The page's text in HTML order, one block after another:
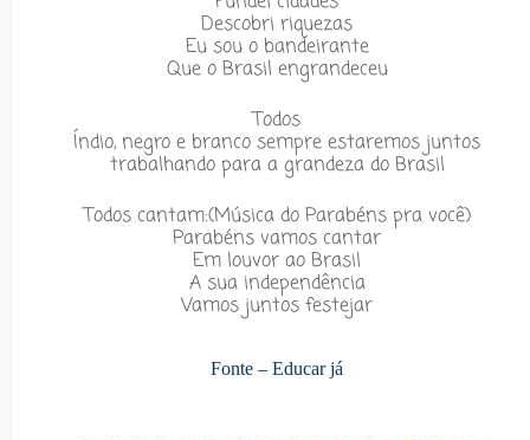
Descobri riquezas
Eu sou o bandeirante
Que o Brasil engrandeceu
Todos
Índio, negro e branco sempre estaremos juntos
trabalhando para a grandeza do Brasil
Todos cantam:(Música do Parabéns pra você)
Parabéns vamos cantar
Em louvor ao Brasil
A sua independência
Vamos juntos festejar
Fonte – Educar já